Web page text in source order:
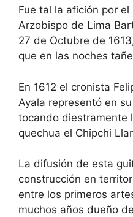
Fue tal la afición por
Arzobispo de Lima
27 de Octubre de
que en las noches
En 1612 el cronista
Ayala representó en
tocando diestramente
quechua el Chipchi
La difusión de esta
construcción en
entre los primeros
muchos años dueño